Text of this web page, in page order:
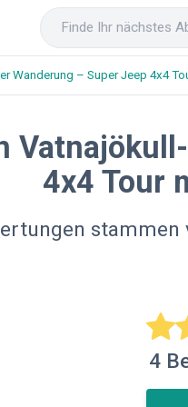
Wanderung – Super Jeep 4x4
4x4 Tour
stammen
4